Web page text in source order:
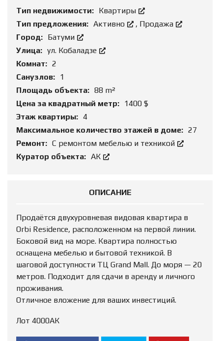
Тип недвижимости: Квартиры
Тип предложения: Активно , Продажа
Город: Батуми
Улица: ул. Кобаладзе
Комнат: 2
Санузлов: 1
Площадь объекта: 88 m²
Цена за квадратный метр: 1400 $
Этаж квартиры: 4
Максимальное количество этажей в доме: 27
Ремонт: С ремонтом мебелью и техникой
Куратор объекта: АК
ОПИСАНИЕ
Продаётся двухуровневая видовая квартира в
Orbi Residence, расположенном на первой линии.
Боковой вид на море. Квартира полностью
оснащена мебелью и бытовой техникой. В
шаговой доступности ТЦ Grand Mall. До моря — 20
метров. Подходит для сдачи в аренду и личного
проживания.
Отличное вложение для ваших инвестиций.
Лот 4000АК